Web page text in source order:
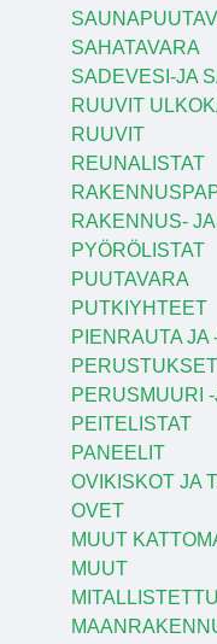
SAHATAVARA
SADEVESI-JA
RUUVIT
RUUVIT
REUNALISTAT
RAKENNUS-
PYÖRÖLISTAT
PUUTAVARA
PUTKIYHTEET
PIENRAUTA JA
PERUSTUKSET
PERUSMUURI
PEITELISTAT
PANEELIT
OVIKISKOT JA
OVET
MUUT
MUUT